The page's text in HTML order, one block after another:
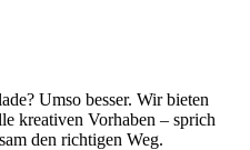
Umso besser. Wir bieten
kreativen Vorhaben – sprich
den richtigen Weg.